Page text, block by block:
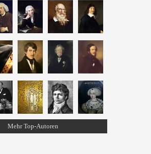
Mehr Top-Autoren